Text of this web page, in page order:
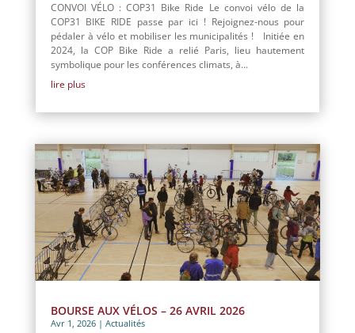
CONVOI VÉLO : COP31 Bike Ride Le convoi vélo de la
COP31 BIKE RIDE passe par ici ! Rejoignez-nous pour
pédaler à vélo et mobiliser les municipalités ! Initiée en
2024, la COP Bike Ride a relié Paris, lieu hautement
symbolique pour les conférences climats, à...
lire plus
BOURSE AUX VÉLOS – 26 AVRIL 2026
Avr 1, 2026| Actualités